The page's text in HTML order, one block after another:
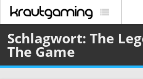
Schlagwort: The
The Game